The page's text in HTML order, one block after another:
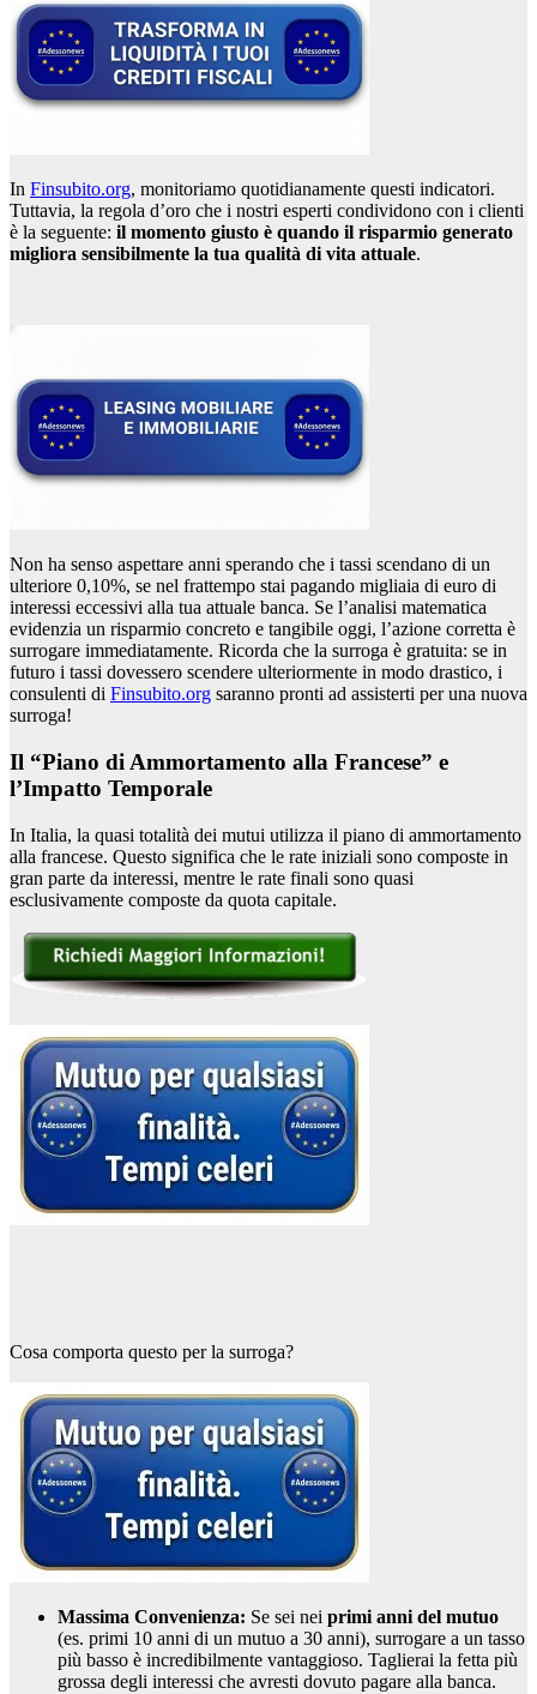
In Finsubito.org, monitoriamo quotidianamente questi indicatori.
Tuttavia, la regola d’oro che i nostri esperti condividono con i clienti
è la seguente: il momento giusto è quando il risparmio generato
migliora sensibilmente la tua qualità di vita attuale.
Non ha senso aspettare anni sperando che i tassi scendano di un
ulteriore 0,10%, se nel frattempo stai pagando migliaia di euro di
interessi eccessivi alla tua attuale banca. Se l’analisi matematica
evidenzia un risparmio concreto e tangibile oggi, l’azione corretta è
surrogare immediatamente. Ricorda che la surroga è gratuita: se in
futuro i tassi dovessero scendere ulteriormente in modo drastico, i
consulenti di Finsubito.org saranno pronti ad assisterti per una nuova
surroga!
Il “Piano di Ammortamento alla Francese” e
l’Impatto Temporale
In Italia, la quasi totalità dei mutui utilizza il piano di ammortamento
alla francese. Questo significa che le rate iniziali sono composte in
gran parte da interessi, mentre le rate finali sono quasi
esclusivamente composte da quota capitale.
Cosa comporta questo per la surroga?
Massima Convenienza: Se sei nei primi anni del mutuo
(es. primi 10 anni di un mutuo a 30 anni), surrogare a un tasso
più basso è incredibilmente vantaggioso. Taglierai la fetta più
grossa degli interessi che avresti dovuto pagare alla banca.